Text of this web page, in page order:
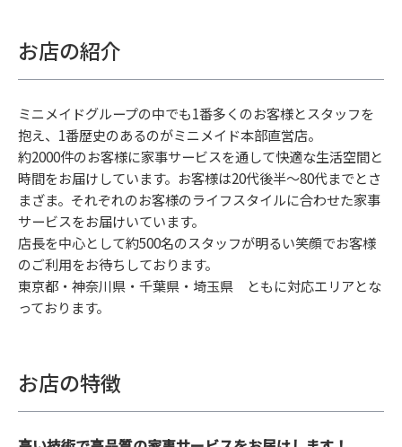
お店の紹介
ミニメイドグループの中でも1番多くのお客様とスタッフを
抱え、1番歴史のあるのがミニメイド本部直営店。
約2000件のお客様に家事サービスを通して快適な生活空間と
時間をお届けしています。お客様は20代後半〜80代までとさ
まざま。それぞれのお客様のライフスタイルに合わせた家事
サービスをお届けいています。
店長を中心として約500名のスタッフが明るい笑顔でお客様
のご利用をお待ちしております。
東京都・神奈川県・千葉県・埼玉県 ともに対応エリアとな
っております。
お店の特徴